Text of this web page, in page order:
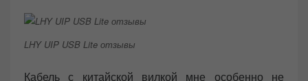
LHY UIP USB Lite отзывы
Кабель с китайской вилкой мне особенно не